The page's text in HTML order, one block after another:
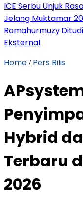
ICE Serbu Unjuk
Jelang Muktamar
Romahurmuzy
Eksternal
Home / Pers Rilis
Hybrid
Terbaru
2026